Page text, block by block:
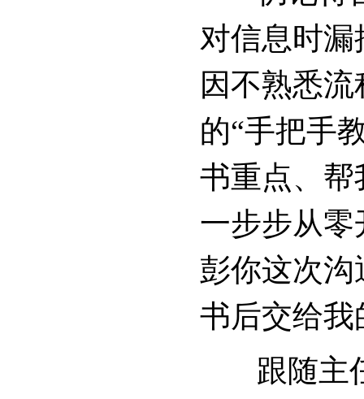
对信息时
因不熟悉
的“手把手
书重点、
一步步从零
彭你这次
书后交给
跟随主任